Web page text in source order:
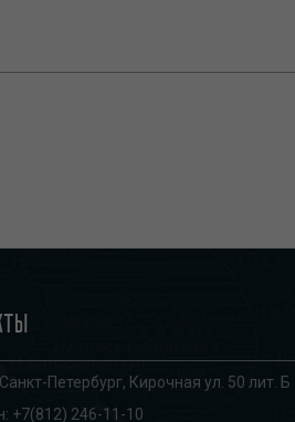
Петербург, Кирочная ул. 50 лит. Б
+7(812) 246-11-10